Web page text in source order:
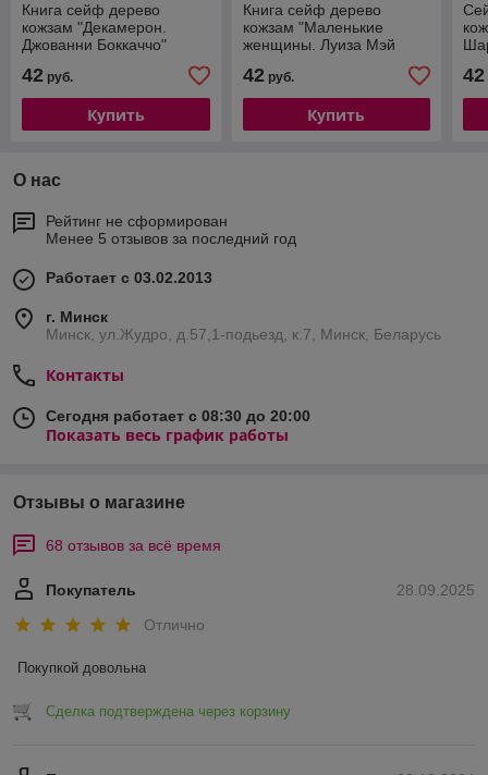
Книга сейф дерево
кожзам "Декамерон.
Джованни Боккаччо"
42 руб.
Купить
Книга сейф дерево
кожзам "Маленькие
женщины. Луиза Мэй
42руб.
Купить
42
О нас
Рейтинг не сформирован
Менее 5 отзывов за последний год
Работает с 03.02.2013
г. Минск
Минск, ул.Жудро, д.57,1-подьезд, к.7, Минск, Беларусь
Контакты
Сегодня работает с 08:30 до 20:00
Показать весь график работы
Отзывы о магазине
68 отзывов за всё время
28.09.2025
Покупатель
Отлично
Покупкой довольна
Сделка подтверждена через корзину